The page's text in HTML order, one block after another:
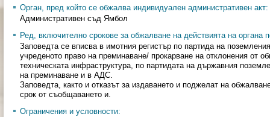
Орган, пред който се обжалва индивидуален административен акт:
Административен съд Ямбол
Ред, включително срокове за обжалване на действията на органа
Заповедта се вписва в имотния регистър по партида на
учреденото право на преминаване/ прокарване на отклонения от
техническата инфраструктура, по партидата на държавния
на преминаване и в АДС.
Заповедта, както и отказът за издаването и поджелат на
срок от съобщаването и.
Ограничения и условности: